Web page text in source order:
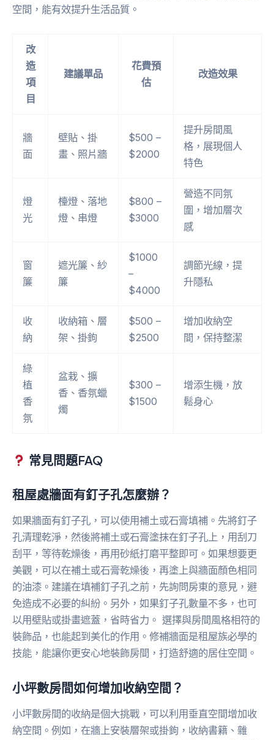
空間，能有效提升生活品質。
改
造
項
目
建議單品
花費預
估
改造效果
牆
面
壁貼、掛
畫、照片牆
$500 –
$2000
提升房間風
格，展現個人
特色
燈
光
檯燈、落地
燈、串燈
$800 –
$3000
營造不同氛
圍，增加層次
感
窗
簾
遮光簾、紗
簾
$1000
–
$4000
調節光線，提
升隱私
收
納
收納箱、層
架、掛鉤
$500 –
$2500
增加收納空
間，保持整潔
綠
植
香
氛
盆栽、擴
香、香氛蠟
燭
$300 –
$1500
增添生機，放
鬆身心
常見問題FAQ
租屋處牆面有釘子孔怎麼辦？
如果牆面有釘子孔，可以使用補土或石膏填補。先將釘子
孔清理乾淨，然後將補土或石膏塗抹在釘子孔上，用刮刀
刮平，等待乾燥後，再用砂紙打磨平整即可。如果想要更
美觀，可以在補土或石膏乾燥後，再塗上與牆面顏色相同
的油漆。建議在填補釘子孔之前，先詢問房東的意見，避
免造成不必要的糾紛。另外，如果釘子孔數量不多，也可
以用壁貼或掛畫遮蓋，省時省力。 選擇與房間風格相符的
裝飾品，也能起到美化的作用。修補牆面是租屋族必學的
技能，能讓你更安心地裝飾房間，打造舒適的居住空間。
小坪數房間如何增加收納空間？
小坪數房間的收納是個大挑戰，可以利用垂直空間增加收
納空間。例如，在牆上安裝層架或掛鉤，收納書籍、雜